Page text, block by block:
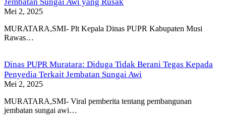
Mei 2, 2025
MURATARA,SMI- Plt Kepala Dinas PUPR Kabupaten Musi
Rawas…
Dinas PUPR Muratara: Diduga Tidak Berani Tegas Kepada
Penyedia Terkait Jembatan Sungai Awi
Mei 2, 2025
MURATARA,SMI- Viral pemberita tentang pembangunan
jembatan sungai awi…